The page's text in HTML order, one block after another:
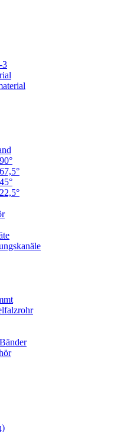
3